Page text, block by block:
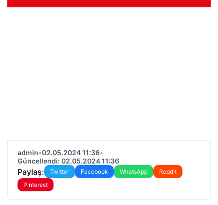
admin•02.05.2024 11:36•
Güncellendi: 02.05.2024 11:36
Paylaş: Twitter Facebook WhatsApp
Reddit
Pinterest